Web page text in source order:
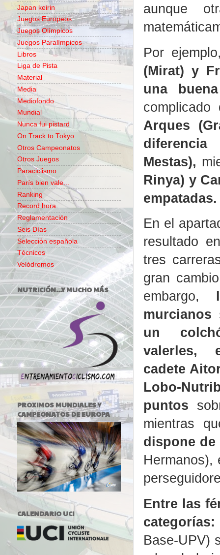
aunque
Por
(Mirat) y
una
Arques
Mestas),
Rinya) y
empatadas.
En el
resultado
tres
gran
embargo,
murcianos
un
valerles,
cadete
Lobo-
puntos
mientras
dispone de
Hermanos),
Entre las
categorías:
Base-UPV)
Japan keirin
Juegos Europeos
Juegos Olímpicos
Juegos Paralímpicos
Libros
Liga de Pista
Material
Media
Mediofondo
Mundial
Nunca fui pistard
On Track to Tokyo
Otros Campeonatos
Otros Juegos
Paraciclismo
París bien vale...
Ranking
Record hora
Reglamentación
Seis Días
Selección española
Técnicos
Velódromos
NUTRICIÓN...Y MUCHO MÁS
PROXIMOS MUNDIALES Y
CAMPEONATOS DE EUROPA
CALENDARIO UCI